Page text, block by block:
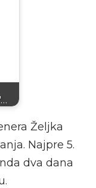
Željka
Najpre 5.
dva dana